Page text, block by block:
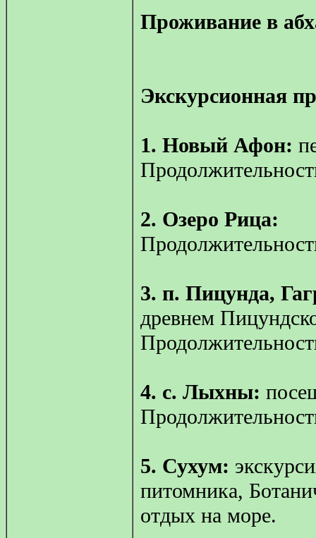
Проживание в
Экскурсионная
1. Новый Афон:
2. Озеро Рица:
3. п. Пицунда,
древнем
4. с. Лыхны:
5. Сухум:
питомника,
отдых на море.